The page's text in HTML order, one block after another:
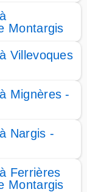
Montargis
Villevoques
Mignères -
Nargis -
Ferrières
Montargis